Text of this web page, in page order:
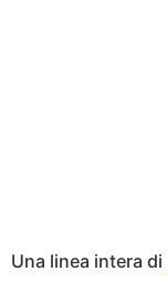
Una linea intera di